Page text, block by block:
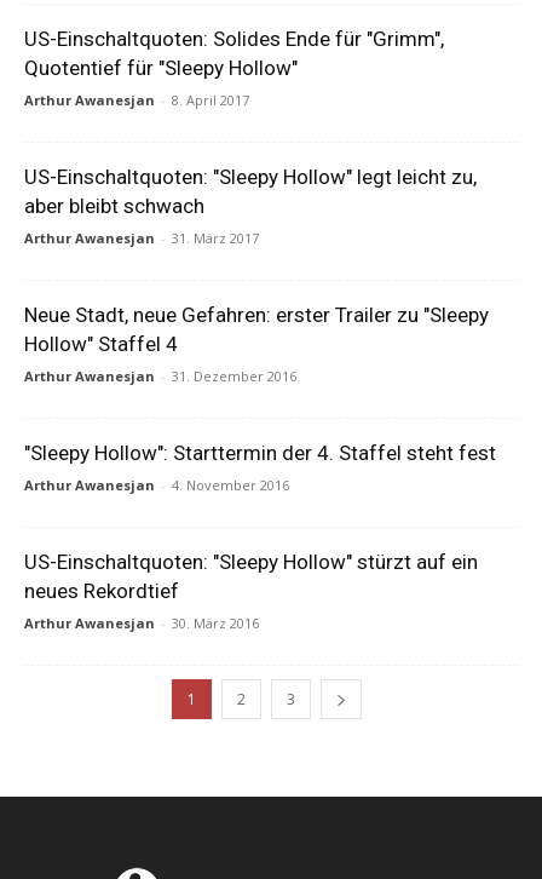
US-Einschaltquoten: Solides Ende für "Grimm",
Quotentief für "Sleepy Hollow"
Arthur Awanesjan - 8. April 2017
US-Einschaltquoten: "Sleepy Hollow" legt leicht zu,
aber bleibt schwach
Arthur Awanesjan - 31. März 2017
Neue Stadt, neue Gefahren: erster Trailer zu "Sleepy
Hollow" Staffel 4
Arthur Awanesjan - 31. Dezember 2016
"Sleepy Hollow": Starttermin der 4. Staffel steht fest
Arthur Awanesjan - 4. November 2016
US-Einschaltquoten: "Sleepy Hollow" stürzt auf ein
neues Rekordtief
Arthur Awanesjan - 30. März 2016
1 2 3